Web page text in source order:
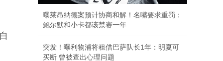
曝莱昂纳德案预计协商和解！名嘴要求重罚：
鲍尔默和小卡都该禁赛一年
突发！曝利物浦将租借巴萨队长1年：明夏可
买断 曾被查出心理问题